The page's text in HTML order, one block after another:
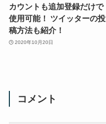
カウントも追加登録だけで
使用可能！ ツイッターの投
稿方法も紹介！
2020年10月20日
コメント